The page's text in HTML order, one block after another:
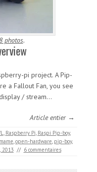
8 photos.
pi project. A Pip-
a Fallout Fan, you see
/ stream…
Article entier →
Raspberry Pi Raspi Pip-boy,
mame open-hardware pip-boy,
2013 // 6 commentaires